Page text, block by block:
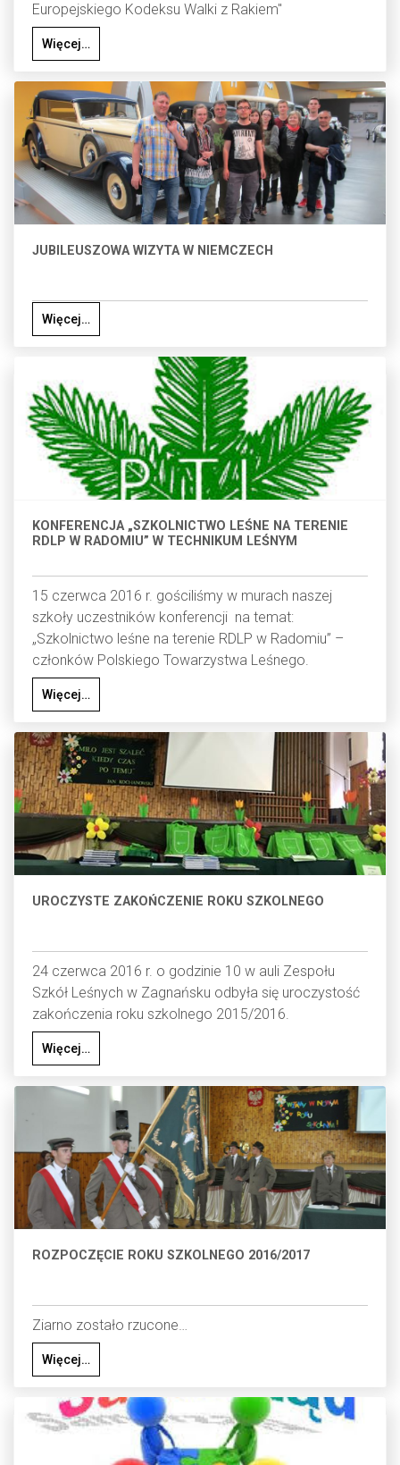
Europejskiego Kodeksu Walki z Rakiem"
Więcej…
JUBILEUSZOWA WIZYTA W NIEMCZECH
Więcej…
KONFERENCJA „SZKOLNICTWO LEŚNE NA TERENIE
RDLP W RADOMIU” W TECHNIKUM LEŚNYM
15 czerwca 2016 r. gościliśmy w murach naszej
szkoły uczestników konferencji na temat:
„Szkolnictwo leśne na terenie RDLP w Radomiu” –
członków Polskiego Towarzystwa Leśnego.
Więcej…
UROCZYSTE ZAKOŃCZENIE ROKU SZKOLNEGO
24 czerwca 2016 r. o godzinie 10 w auli Zespołu
Szkół Leśnych w Zagnańsku odbyła się uroczystość
zakończenia roku szkolnego 2015/2016.
Więcej…
ROZPOCZĘCIE ROKU SZKOLNEGO 2016/2017
Ziarno zostało rzucone…
Więcej…